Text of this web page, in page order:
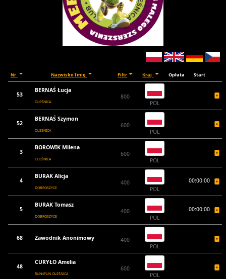
Nr Nazwisko Imię Filtr Kraj Opłata Start
53
BERNAŚ Łucja
OLEŚNICA
800
POL
52
BERNAŚ Szymon
OLEŚNICA
600
POL
3
BOROWIK Milena
OLEŚNICA
600
POL
4
BURAK Alicja
DOBROSZYCE
400
POL
00:00:00
5
BURAK Tomasz
DOBROSZYCE
400
POL
00:00:00
68 Zawodnik Anonimowy
400
POL
48
CURYŁO Amelia
RUN4FUN OLEŚNICA
600
POL